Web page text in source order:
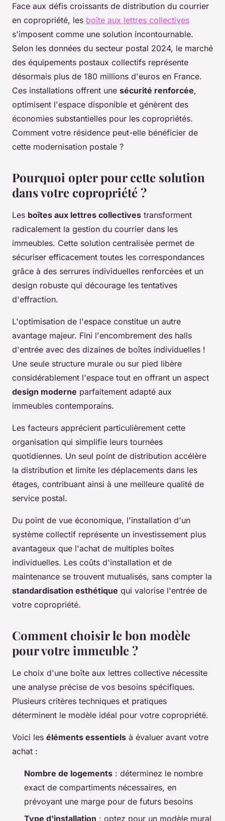
Face aux défis croissants de distribution du courrier
en copropriété, les boîte aux lettres collectives
s'imposent comme une solution incontournable.
Selon les données du secteur postal 2024, le marché
des équipements postaux collectifs représente
désormais plus de 180 millions d'euros en France.
Ces installations offrent une sécurité renforcée,
optimisent l'espace disponible et génèrent des
économies substantielles pour les copropriétés.
Comment votre résidence peut-elle bénéficier de
cette modernisation postale ?
Pourquoi opter pour cette solution
dans votre copropriété ?
Les boîtes aux lettres collectives transforment
radicalement la gestion du courrier dans les
immeubles. Cette solution centralisée permet de
sécuriser efficacement toutes les correspondances
grâce à des serrures individuelles renforcées et un
design robuste qui décourage les tentatives
d'effraction.
L'optimisation de l'espace constitue un autre
avantage majeur. Fini l'encombrement des halls
d'entrée avec des dizaines de boîtes individuelles !
Une seule structure murale ou sur pied libère
considérablement l'espace tout en offrant un aspect
design moderne parfaitement adapté aux
immeubles contemporains.
Les facteurs apprécient particulièrement cette
organisation qui simplifie leurs tournées
quotidiennes. Un seul point de distribution accélère
la distribution et limite les déplacements dans les
étages, contribuant ainsi à une meilleure qualité de
service postal.
Du point de vue économique, l'installation d'un
système collectif représente un investissement plus
avantageux que l'achat de multiples boîtes
individuelles. Les coûts d'installation et de
maintenance se trouvent mutualisés, sans compter la
standardisation esthétique qui valorise l'entrée de
votre copropriété.
Comment choisir le bon modèle
pour votre immeuble ?
Le choix d'une boîte aux lettres collective nécessite
une analyse précise de vos besoins spécifiques.
Plusieurs critères techniques et pratiques
déterminent le modèle idéal pour votre copropriété.
Voici les éléments essentiels à évaluer avant votre
achat :
Nombre de logements : déterminez le nombre
exact de compartiments nécessaires, en
prévoyant une marge pour de futurs besoins
Type d'installation : optez pour un modèle mural